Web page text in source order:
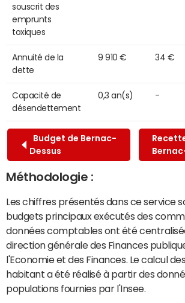
souscrit des
emprunts
toxiques
Annuité de la
dette
9 910 € 34 €
Capacité de
désendettement
0,3 an(s) -
Budget de Bernac-
Dessus
Méthodologie :
Les chiffres présentés dans ce service
budgets principaux exécutés des
données comptables ont été
direction générale des Finances
l'Economie et des Finances. Le calcul
habitant a été réalisé à partir des
populations fournies par l'Insee.